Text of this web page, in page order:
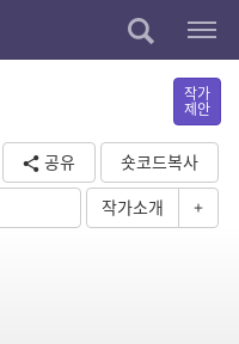
작가
제안
공유
숏코드복사
작가소개 +